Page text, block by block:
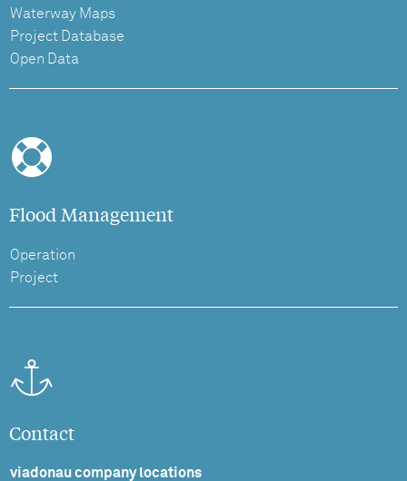
Waterway Maps
Project Database
Open Data
Flood Management
Operation
Project
Contact
viadonau company locations